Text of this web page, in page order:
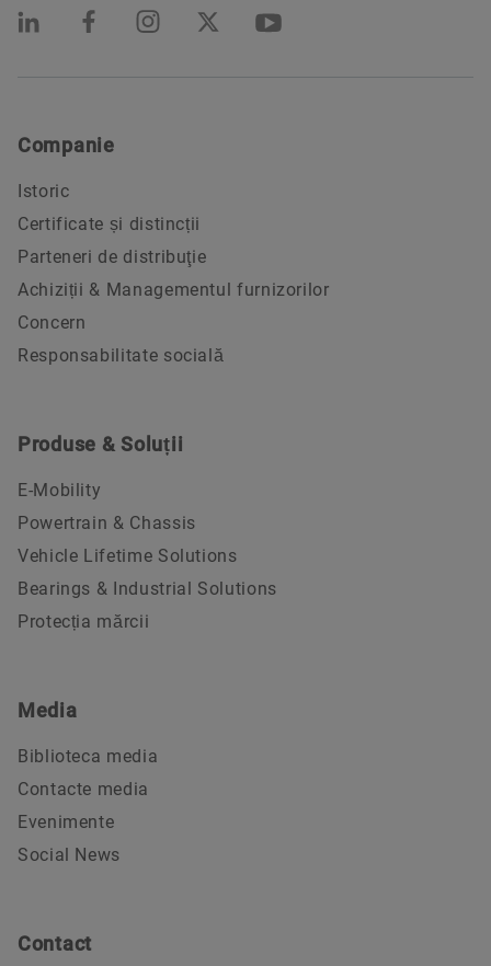
Companie
Istoric
Certificate și distincții
Parteneri de distribuţie
Achiziții & Managementul furnizorilor
Concern
Responsabilitate socială
Produse & Soluții
E-Mobility
Powertrain & Chassis
Vehicle Lifetime Solutions
Bearings & Industrial Solutions
Protecția mărcii
Media
Biblioteca media
Contacte media
Evenimente
Social News
Contact